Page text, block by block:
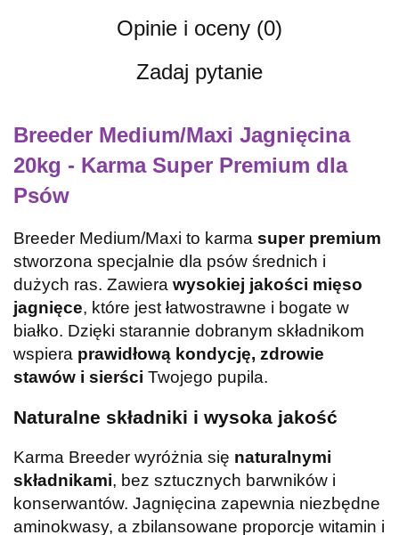
Opinie i oceny (0)
Zadaj pytanie
Breeder Medium/Maxi Jagnięcina
20kg - Karma Super Premium dla
Psów
Breeder Medium/Maxi to karma super premium
stworzona specjalnie dla psów średnich i
dużych ras. Zawiera wysokiej jakości mięso
jagnięce, które jest łatwostrawne i bogate w
białko. Dzięki starannie dobranym składnikom
wspiera prawidłową kondycję, zdrowie
stawów i sierści Twojego pupila.
Naturalne składniki i wysoka jakość
Karma Breeder wyróżnia się naturalnymi
składnikami, bez sztucznych barwników i
konserwantów. Jagnięcina zapewnia niezbędne
aminokwasy, a zbilansowane proporcje witamin i